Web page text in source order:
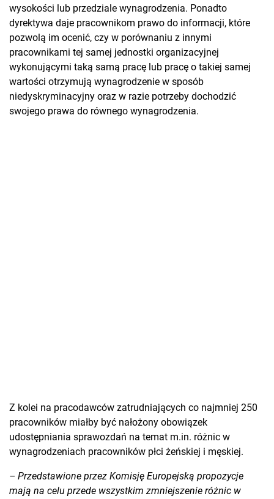
wysokości lub przedziale wynagrodzenia. Ponadto
dyrektywa daje pracownikom prawo do informacji, które
pozwolą im ocenić, czy w porównaniu z innymi
pracownikami tej samej jednostki organizacyjnej
wykonującymi taką samą pracę lub pracę o takiej samej
wartości otrzymują wynagrodzenie w sposób
niedyskryminacyjny oraz w razie potrzeby dochodzić
swojego prawa do równego wynagrodzenia.
Z kolei na pracodawców zatrudniających co najmniej 250
pracowników miałby być nałożony obowiązek
udostępniania sprawozdań na temat m.in. różnic w
wynagrodzeniach pracowników płci żeńskiej i męskiej.
– Przedstawione przez Komisję Europejską propozycje
mają na celu przede wszystkim zmniejszenie różnic w